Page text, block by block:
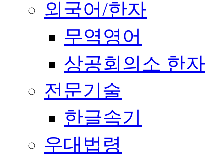
외국어/한자
무역영어
상공회의소 한자
전문기술
한글속기
우대법령